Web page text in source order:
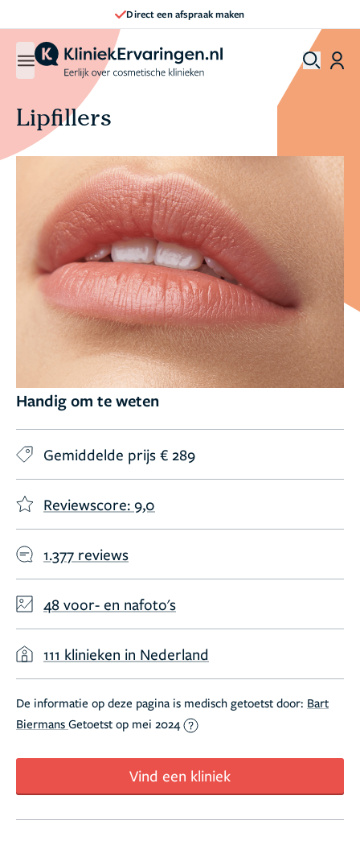
Direct een afspraak maken
Lipfillers
Handig om te weten
Gemiddelde prijs € 289
Reviewscore: 9,0
1.377 reviews
48 voor- en nafoto's
111 klinieken in Nederland
De informatie op deze pagina is medisch getoetst door: Bart
Biermans Getoetst op mei 2024
Vind een kliniek